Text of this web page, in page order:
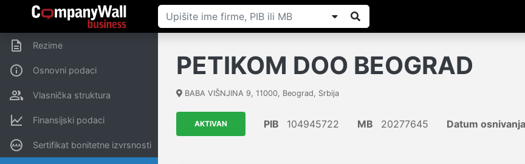
Rezime
Osnovni podaci
Vlasnička struktura
Finansijski podaci
Sertifikat bonitetne izvrsnosti
PETIKOM DOO BEOGRAD
BABA VIŠNJINA 9, 11000, Beograd, Srbija
AKTIVAN PIB 104945722 MB 20277645 Datum osnivanja